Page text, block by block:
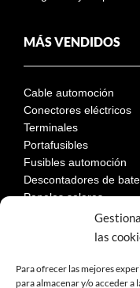
las
Para ofrecer las mejores
para almacenar y/o acceder
MÁS VENDIDOS
Cable automoción
Conectores eléctricos
Terminales
Portafusibles
Fusibles automoción
Descontadores de
Paneles solares